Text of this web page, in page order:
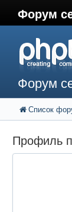
Форум
Форум
Список
Профиль